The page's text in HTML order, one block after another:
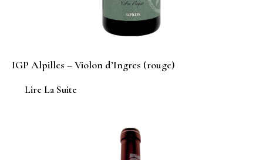
IGP Alpilles – Violon d’Ingres (rouge)
Lire La Suite